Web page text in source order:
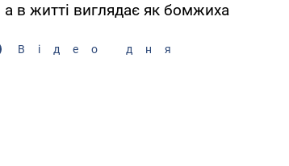
а в житті виглядає як бомжиха
Відео дня